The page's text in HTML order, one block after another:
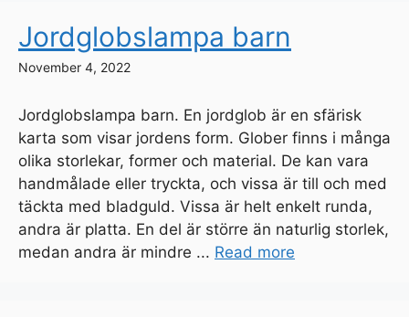
Jordglobslampa barn
November 4, 2022
Jordglobslampa barn. En jordglob är en sfärisk
karta som visar jordens form. Glober finns i många
olika storlekar, former och material. De kan vara
handmålade eller tryckta, och vissa är till och med
täckta med bladguld. Vissa är helt enkelt runda,
andra är platta. En del är större än naturlig storlek,
medan andra är mindre ... Read more